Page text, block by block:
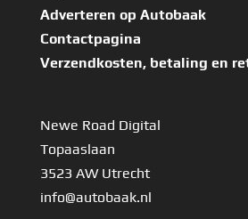
Adverteren op Autobaak
Contactpagina
Verzendkosten, betaling en
Newe Road Digital
Topaaslaan
3523 AW Utrecht
info@autobaak.nl